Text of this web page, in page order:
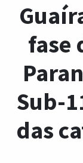
fase
Sub-
das